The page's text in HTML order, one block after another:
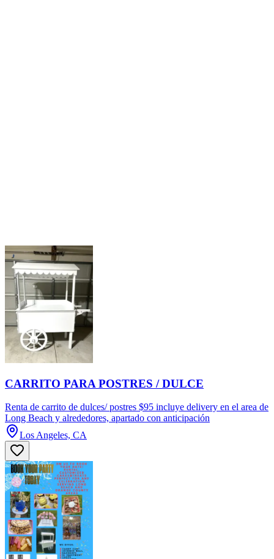
CARRITO PARA POSTRES / DULCE
Renta de carrito de dulces/ postres $95 incluye delivery en el area de
Long Beach y alrededores, apartado con anticipación
Los Angeles, CA